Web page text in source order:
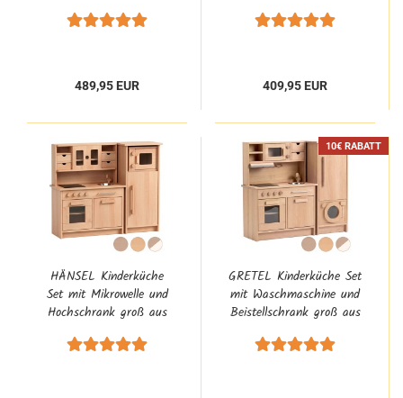
beidseitig bespielbar
489,95 EUR
beidseitig bespielbar
409,95 EUR
HÄNSEL Kinderküche
Set mit Mikrowelle und
Hochschrank groß aus
Kindergarten
10€ RABATT
GRETEL Kinderküche Set
mit Waschmaschine und
Beistellschrank groß aus
Kindergarten